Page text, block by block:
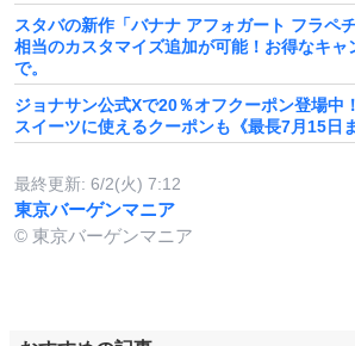
スタバの新作「バナナ アフォガート フラペ
相当のカスタマイズ追加が可能！お得なキャ
で。
ジョナサン公式Xで20％オフクーポン登場中
スイーツに使えるクーポンも《最長7月15日
最終更新: 6/2(火) 7:12
東京バーゲンマニア
© 東京バーゲンマニア